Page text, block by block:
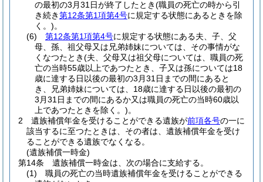
の最初の3月31日が終了したとき(職員の死亡の時から引
き続き第12条第1項第4号に規定する状態にあるときを除
く。)。
(6)
第12条第1項第4号に規定する状態にある夫、子、父
母、孫、祖父母又は兄弟姉妹については、その事情がな
くなつたとき(夫、父母又は祖父母については、職員の死
亡の当時55歳以上であつたとき、子又は孫については18
歳に達する日以後の最初の3月31日までの間にあると
き、兄弟姉妹については、18歳に達する日以後の最初の
3月31日までの間にあるか又は職員の死亡の当時60歳以
上であつたときを除く。)。
2
遺族補償年金を受けることができる遺族が前項各号の一に
該当するに至つたときは、その者は、遺族補償年金を受け
ることができる遺族でなくなる。
(遺族補償一時金)
第14条
遺族補償一時金は、次の場合に支給する。
(1)
職員の死亡の当時遺族補償年金を受けることができる